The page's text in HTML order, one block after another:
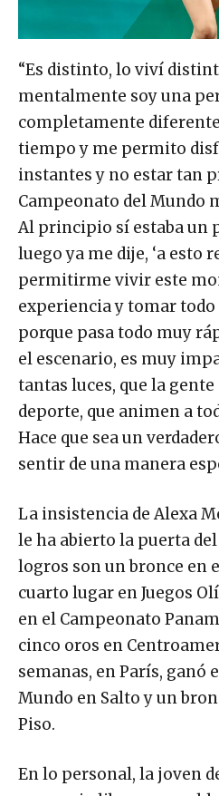
“Es distinto, lo viví
mentalmente soy una
completamente
tiempo y me permito
instantes y no estar tan
Campeonato del Mundo
Al principio sí estaba un
luego ya me dije, ‘a esto
permitirme vivir este
experiencia y tomar todo
porque pasa todo muy
el escenario, es muy
tantas luces, que la
deporte, que animen a
Hace que sea un
sentir de una manera
La insistencia de Alexa
le ha abierto la puerta
logros son un bronce en
cuarto lugar en Juegos
en el Campeonato
cinco oros en
semanas, en París, ganó
Mundo en Salto y un
Piso.
En lo personal, la joven